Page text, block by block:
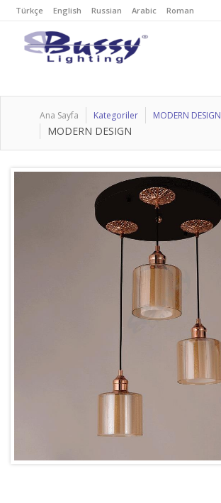
Türkçe English Russian Arabic Roman
Ana Sayfa Kategoriler MODERN DESIGN
MODERN DESIGN